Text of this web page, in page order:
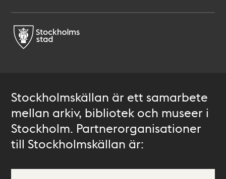
Stockholmskällan är ett samarbete
mellan arkiv, bibliotek och museer i
Stockholm. Partnerorganisationer
till Stockholmskällan är: